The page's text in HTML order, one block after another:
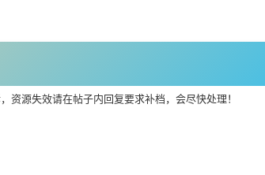
资源失效请在帖子内回复要求补档，会尽快处理！